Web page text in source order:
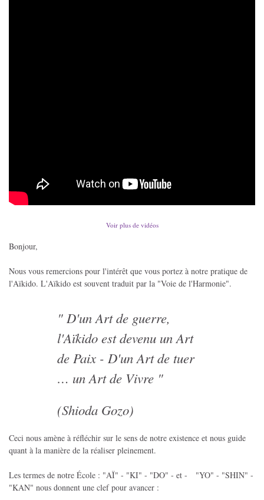
Voir plus de vidéos
Bonjour,
Nous vous remercions pour l'intérêt que vous portez à notre pratique de
l'Aïkido. L'Aïkido est souvent traduit par la "Voie de l'Harmonie".
" D'un Art de guerre,
l'Aïkido est devenu un Art
de Paix - D'un Art de tuer
… un Art de Vivre "
(Shioda Gozo)
Ceci nous amène à réfléchir sur le sens de notre existence et nous guide
quant à la manière de la réaliser pleinement.
Les termes de notre École : "AÏ" - "KI" - "DO" - et - "YO" - "SHIN" -
"KAN" nous donnent une clef pour avancer :